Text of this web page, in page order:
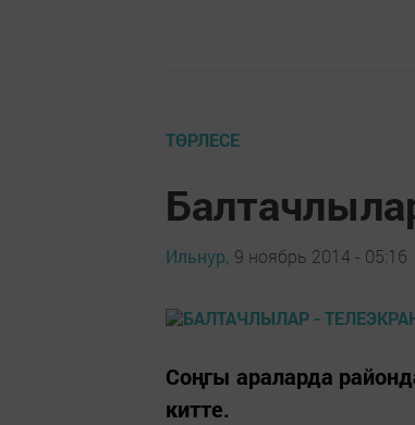
ТӨРЛЕСЕ
Ильнур, 9 ноябрь 2014 - 05:16
Соңгы араларда
китте.